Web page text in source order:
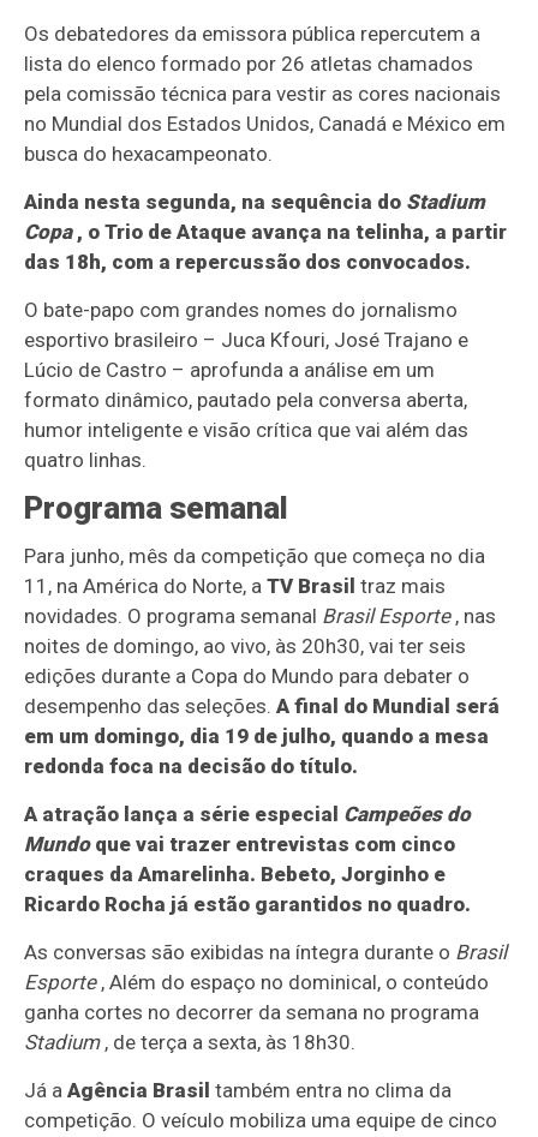
Os debatedores da emissora pública repercutem a
lista do elenco formado por 26 atletas chamados
pela comissão técnica para vestir as cores nacionais
no Mundial dos Estados Unidos, Canadá e México em
busca do hexacampeonato.
Ainda nesta segunda, na sequência do Stadium
Copa, o Trio de Ataque avança na telinha, a partir
das 18h, com a repercussão dos convocados.
O bate-papo com grandes nomes do jornalismo
esportivo brasileiro – Juca Kfouri, José Trajano e
Lúcio de Castro – aprofunda a análise em um
formato dinâmico, pautado pela conversa aberta,
humor inteligente e visão crítica que vai além das
quatro linhas.
Programa semanal
Para junho, mês da competição que começa no dia
11, na América do Norte, aTV Brasil traz mais
novidades. O programa semanal Brasil Esporte, nas
noites de domingo, ao vivo, às 20h30, vai ter seis
edições durante a Copa do Mundo para debater o
desempenho das seleções.A final do Mundial será
em um domingo, dia 19 de julho, quando a mesa
redonda foca na decisão do título.
A atração lança a série especial Campeões do
Mundoque vai trazer entrevistas com cinco
craques da Amarelinha. Bebeto, Jorginho e
Ricardo Rocha já estão garantidos no quadro.
As conversas são exibidas na íntegra durante o Brasil
Esporte, Além do espaço no dominical, o conteúdo
ganha cortes no decorrer da semana no programa
Stadium, de terça a sexta, às 18h30.
Já aAgência Brasil também entra no clima da
competição. O veículo mobiliza uma equipe de cinco